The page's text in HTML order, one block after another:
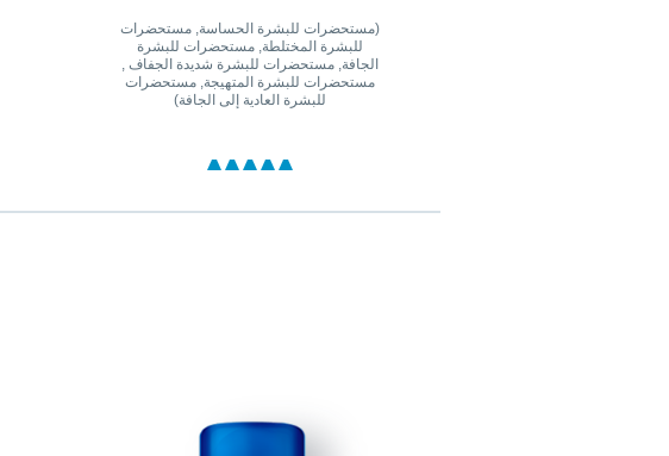
(مستحضرات للبشرة الحساسة, مستحضرات
للبشرة المختلطة, مستحضرات للبشرة
الجافة, مستحضرات للبشرة شديدة الجفاف ,
مستحضرات للبشرة المتهيجة, مستحضرات
للبشرة العادية إلى الجافة)